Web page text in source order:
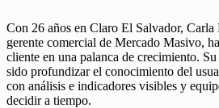
Con 26 años en Claro El Salvador, Carla
gerente comercial de Mercado Masivo,
cliente en una palanca de crecimiento. Su
sido profundizar el conocimiento del
con análisis e indicadores visibles y
decidir a tiempo.